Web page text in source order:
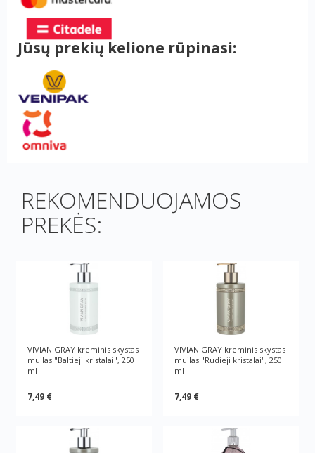
Jūsų prekių kelione rūpinasi:
REKOMENDUOJAMOS
PREKĖS:
VIVIAN GRAY kreminis skystas
muilas "Baltieji kristalai", 250
ml
7,49 €
VIVIAN GRAY kreminis skystas
muilas "Rudieji kristalai", 250
ml
7,49 €